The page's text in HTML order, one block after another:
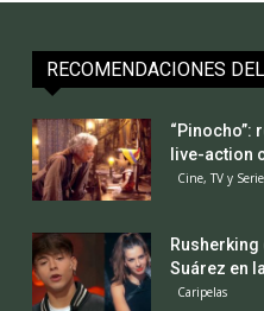
RECOMENDACIONES
“Pinocho”:
live-action
Cine, TV y
Suárez en
Caripelas